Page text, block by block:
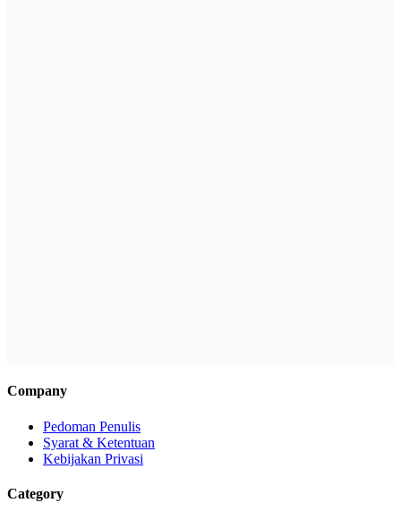
Company
Pedoman Penulis
Syarat & Ketentuan
Kebijakan Privasi
Category